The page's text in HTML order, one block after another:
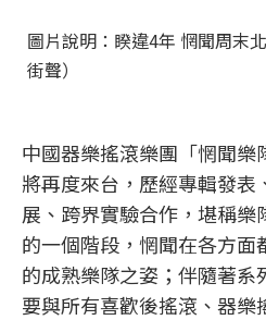
圖片說明：睽違4年 惘聞周末
街聲）
中國器樂搖滾樂團「惘聞樂
將再度來台，歷經專輯發表
展、跨界實驗合作，堪稱樂
的一個階段，惘聞在各方面
的成熟樂隊之姿；伴隨著系
要與所有喜歡後搖滾、器樂